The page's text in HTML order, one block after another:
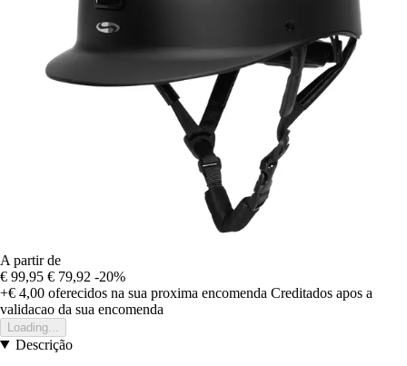
A partir de
€ 99,95 € 79,92 -20%
+€ 4,00 oferecidos na sua proxima encomenda Creditados apos a
validacao da sua encomenda
Loading...
Descrição